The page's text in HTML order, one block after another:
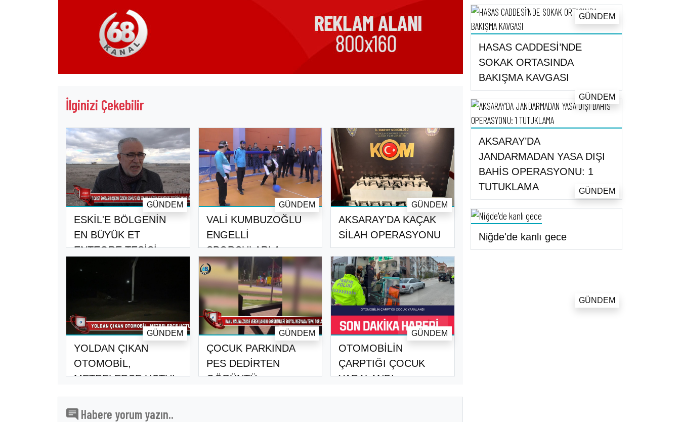
İlginizi Çekebilir
ESKİL'E BÖLGENİN
EN BÜYÜK ET
ENTEGRE TESİSİ
GÜNDEM
VALİ KUMBUZOĞLU
ENGELLİ
SPORCULARLA
FARKINDALIK TU..
GÜNDEM
AKSARAY'DA KAÇAK
SİLAH OPERASYONU
GÜNDEM
YOLDAN ÇIKAN
OTOMOBİL,
METRELERCE UÇTU!
GÜNDEM
ÇOCUK PARKINDA
PES DEDİRTEN
GÖRÜNTÜ:
GÜNDEM
OTOMOBİLİN
ÇARPTIĞI ÇOCUK
YARALANDI
GÜNDEM
Habere yorum yazın..
GÜNDEM
HASAS CADDESİ’NDE
SOKAK ORTASINDA
BAKIŞMA KAVGASI
GÜNDEM
AKSARAY’DA
JANDARMADAN YASA DIŞI
BAHİS OPERASYONU: 1
TUTUKLAMA
GÜNDEM
Niğde'de kanlı gece
GÜNDEM